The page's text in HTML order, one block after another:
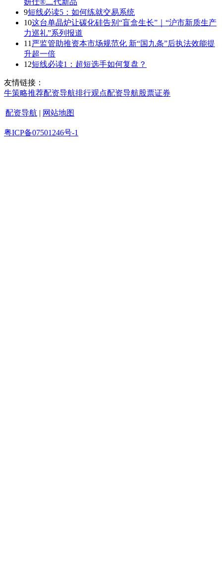
9短线必读5：如何练就交易系统
10这台单晶炉让碳化硅告别“盲盒生长”｜“沪市新质生产
力巡礼”系列报道
11 严监管助推资本市场规范化 新“国九条”后执法效能提
升超一倍
12短线必读1：超短选手如何复盘？
友情链接：
牛策略推荐配资导航排行观点配资导航股票证券
配资导航 | 网站地图
粤ICP备07501246号-1